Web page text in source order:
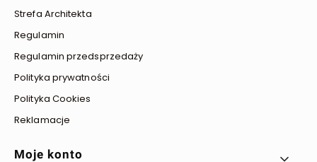
Strefa Architekta
Regulamin
Regulamin przedsprzedaży
Polityka prywatności
Polityka Cookies
Reklamacje
Moje konto